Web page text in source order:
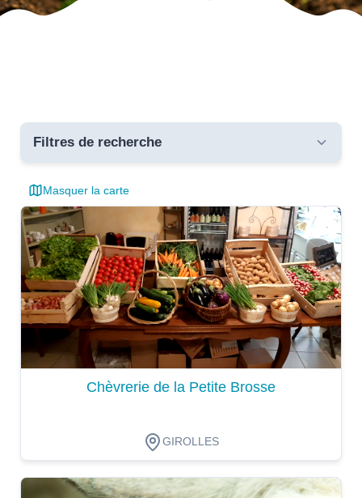
Filtres de recherche
Toutes les communes
critères
Masquer la carte
Chèvrerie de la Petite Brosse
GIROLLES